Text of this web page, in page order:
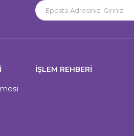
İŞLEM REHBERİ